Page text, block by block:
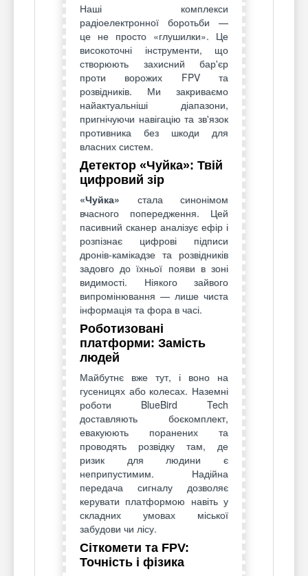
Наші комплекси
радіоелектронної боротьби —
це не просто «глушилки». Це
високоточні інструменти, що
створюють захисний бар'єр
проти ворожих FPV та
розвідників. Ми закриваємо
найактуальніші діапазони,
пригнічуючи навігацію та зв'язок
противника без шкоди для
власних систем.
Детектор «Чуйка»: Твій
цифровий зір
«Чуйка» стала синонімом
вчасного попередження. Цей
пасивний сканер аналізує ефір і
розпізнає цифрові підписи
дронів-камікадзе та розвідників
задовго до їхньої появи в зоні
видимості. Ніякого зайвого
випромінювання — лише чиста
інформація та фора в часі.
Роботизовані
платформи: Замість
людей
Майбутнє вже тут, і воно на
гусеницях або колесах. Наземні
роботи BlueBird Tech
доставляють боєкомплект,
евакуюють поранених та
проводять розвідку там, де
ризик для людини є
неприпустимим. Надійна
передача сигналу дозволяє
керувати платформою навіть у
складних умовах міської
забудови чи лісу.
Сіткомети та FPV:
Точність і фізика